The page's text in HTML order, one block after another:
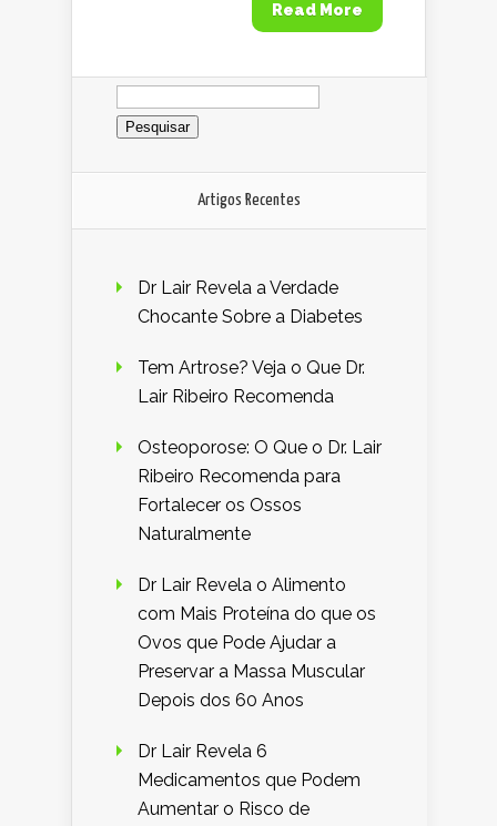
Read More
Pesquisar
por:
Artigos Recentes
Dr Lair Revela a Verdade
Chocante Sobre a Diabetes
Tem Artrose? Veja o Que Dr.
Lair Ribeiro Recomenda
Osteoporose: O Que o Dr. Lair
Ribeiro Recomenda para
Fortalecer os Ossos
Naturalmente
Dr Lair Revela o Alimento
com Mais Proteína do que os
Ovos que Pode Ajudar a
Preservar a Massa Muscular
Depois dos 60 Anos
Dr Lair Revela 6
Medicamentos que Podem
Aumentar o Risco de